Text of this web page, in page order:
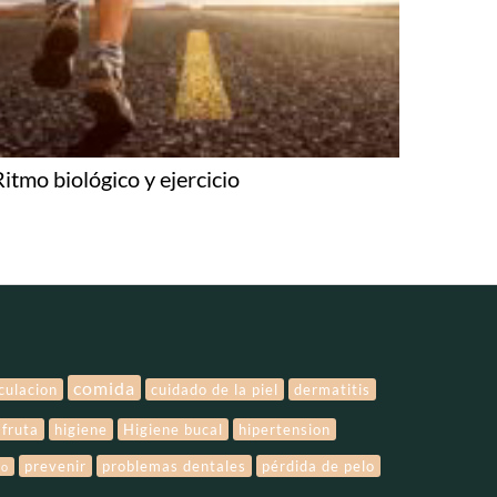
biológico y ejercicio
comida cuidado de la piel dermatitis
fruta higiene Higiene bucal hipertension
prevenir problemas dentales pérdida de pelo